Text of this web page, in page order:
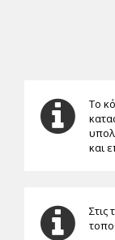
Το
και
Στις